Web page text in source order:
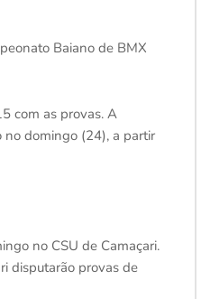
Baiano de BMX
com as provas. A
no domingo (24), a partir
no CSU de Camaçari.
disputarão provas de